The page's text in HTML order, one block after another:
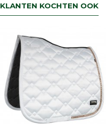
KLANTEN KOCHTEN OOK